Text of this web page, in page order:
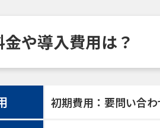
や導入費用は？
初期費用：要問い合